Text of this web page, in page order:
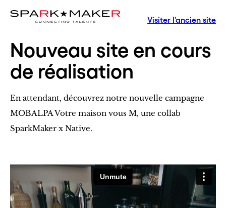
Visiter l'ancien site
Nouveau site en cours
de réalisation
En attendant, découvrez notre nouvelle campagne
MOBALPA Votre maison vous M, une collab
SparkMaker x Native.